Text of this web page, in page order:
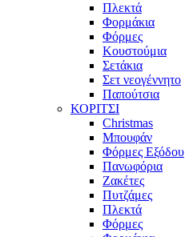
Πλεκτά
Φορμάκια
Φόρμες
Κουστούμια
Σετάκια
Σετ νεογέννητο
Παπούτσια
ΚΟΡΙΤΣΙ
Christmas
Μπουφάν
Φόρμες Εξόδου
Πανωφόρια
Ζακέτες
Πυτζάμες
Πλεκτά
Φόρμες